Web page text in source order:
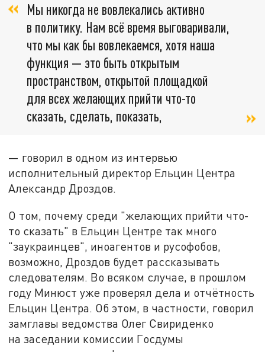
Мы никогда не вовлекались активно
в политику. Нам всё время выговаривали,
что мы как бы вовлекаемся, хотя наша
функция — это быть открытым
пространством, открытой площадкой
для всех желающих прийти что-то
сказать, сделать, показать,
— говорил в одном из интервью
исполнительный директор Ельцин Центра
Александр Дроздов.
О том, почему среди "желающих прийти что-
то сказать" в Ельцин Центре так много
"заукраинцев", иноагентов и русофобов,
возможно, Дроздов будет рассказывать
следователям. Во всяком случае, в прошлом
году Минюст уже проверял дела и отчётность
Ельцин Центра. Об этом, в частности, говорил
замглавы ведомства Олег Свириденко
на заседании комиссии Госдумы